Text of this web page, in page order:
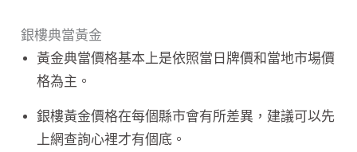
銀樓典當黃金
黃金典當價格基本上是依照當日牌價和當地市場價
格為主。
銀樓黃金價格在每個縣市會有所差異，建議可以先
上網查詢心裡才有個底。